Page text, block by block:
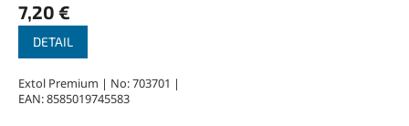
7,20 €
DETAIL
Extol Premium | No: 703701 |
EAN: 8585019745583